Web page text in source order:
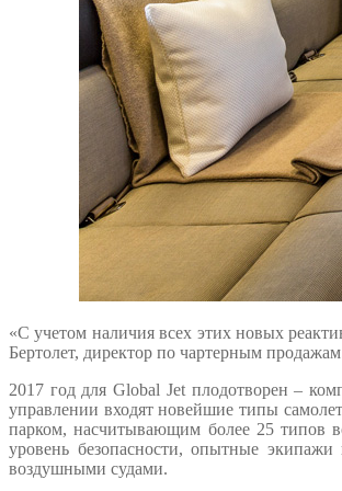
«С учетом наличия всех этих новых
Бертолет, директор по чартерным
2017 год для Global Jet плодотворен –
управлении входят новейшие типы
парком, насчитывающим более 25 типов
уровень безопасности, опытные
воздушными судами.